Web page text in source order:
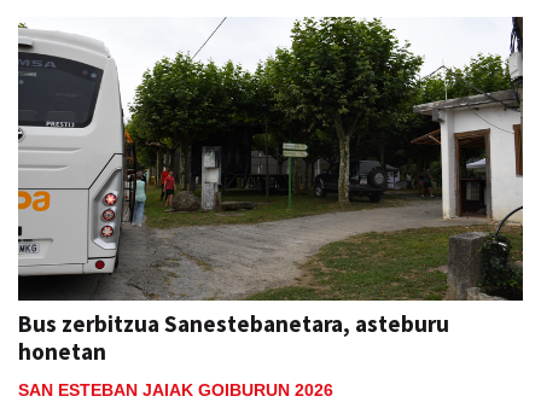
Bus zerbitzua Sanestebanetara, asteburu
honetan
SAN ESTEBAN JAIAK GOIBURUN 2026